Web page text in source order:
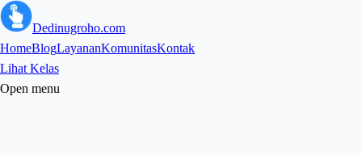
Dedinugroho.com
HomeBlogLayananKomunitasKontak
Lihat Kelas
Open menu